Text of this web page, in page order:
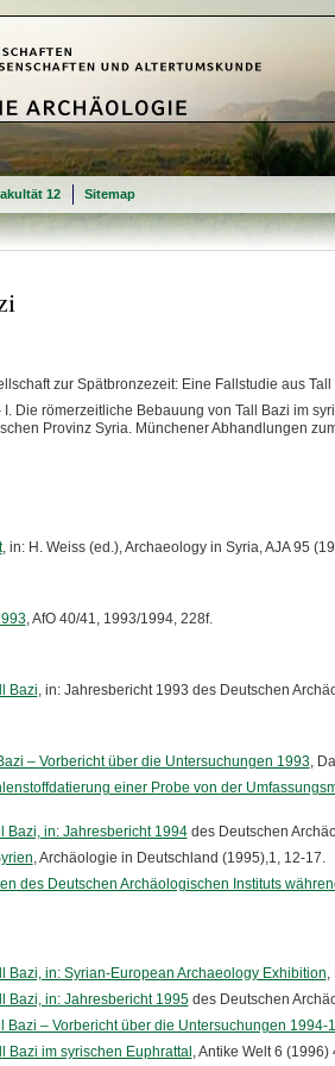
12 Sitemap
zur Spätbronzezeit: Eine Fallstudie aus
I. Die römerzeitliche Bebauung von Tall Bazi im
Provinz Syria. Münchener Abhandlungen
, in: H. Weiss (ed.), Archaeology in Syria, AJA 95
, AfO 40/41, 1993/1994, 228f.
Bazi, in: Jahresbericht 1993 des Deutschen
– Vorbericht über die Untersuchungen 1993,
einer Probe von der
Bazi, in: Jahresbericht 1994des Deutschen
, Archäologie in Deutschland (1995),1, 12-17.
des Deutschen Archäologischen Instituts
Bazi, in: Syrian-European Archaeology Exhibition,
Bazi, in: Jahresbericht 1995des Deutschen
Bazi – Vorbericht über die Untersuchungen 1994-
Bazi im syrischen Euphrattal , Antike Welt 6 (1996)